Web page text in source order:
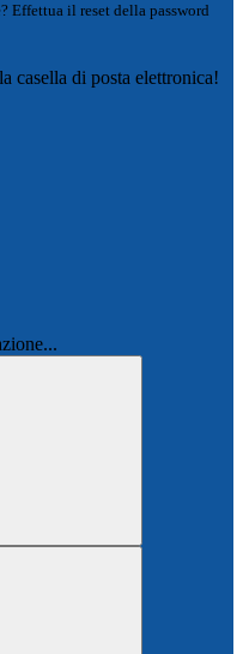
Effettua il reset della password
casella di posta elettronica!